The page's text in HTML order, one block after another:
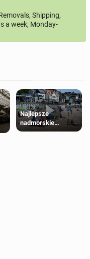
Shipping,
a week, Monday-
Najlepsze
nadmorskie
miasteczko blisko